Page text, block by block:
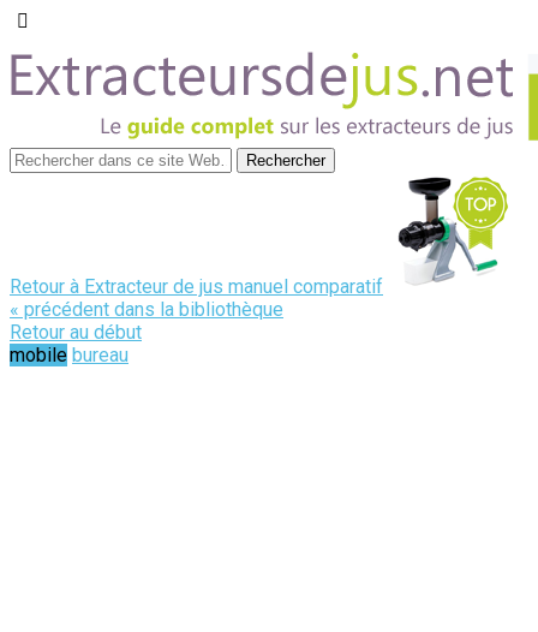
Retour à Extracteur de jus manuel comparatif
« précédent dans la bibliothèque
Retour au début
mobile bureau